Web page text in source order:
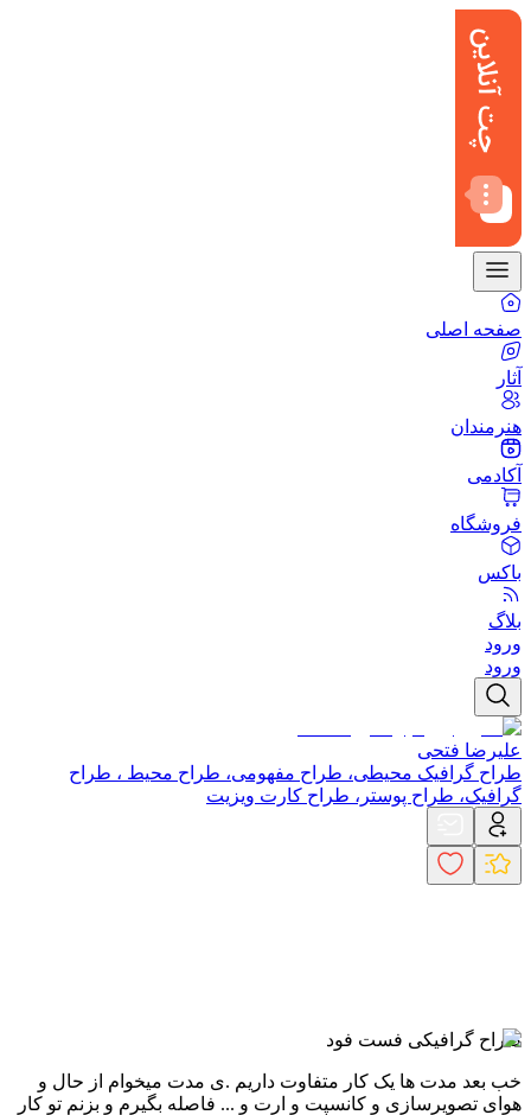
صفحه اصلی
آثار
هنرمندان
آکادمی
فروشگاه
باکس
بلاگ
ورود
ورود
علیرضا فتحی
طراح گرافیک محیطی، طراح مفهومی، طراح محیط ، طراح
گرافیک، طراح پوستر، طراح کارت ویزیت
طراح گرافیکی فست فود
خب بعد مدت ها یک کار متفاوت داریم .ی مدت میخوام از حال و
هوای تصویرسازی و کانسپت و ارت و ... فاصله بگیرم و بزنم تو کار